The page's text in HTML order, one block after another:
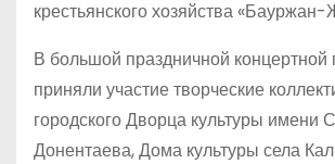
крестьянского хозяйства «Бауржан-
В большой праздничной
приняли участие творческие
городского Дворца культуры имени
Донентаева, Дома культуры села